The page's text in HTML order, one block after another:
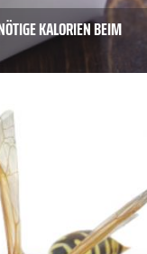
KALORIEN BEIM